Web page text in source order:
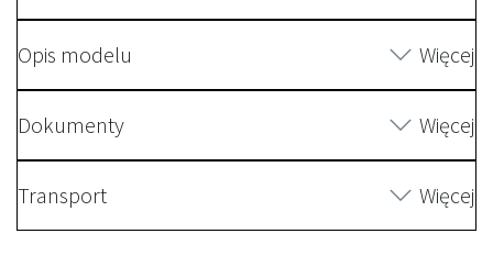
Opis modelu Więcej
Dokumenty Więcej
Transport Więcej